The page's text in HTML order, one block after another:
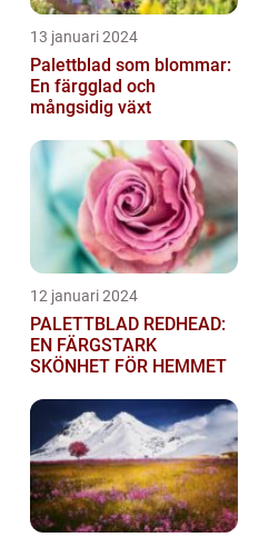
13 januari 2024
Palettblad som blommar:
En färgglad och
mångsidig växt
12 januari 2024
PALETTBLAD REDHEAD:
EN FÄRGSTARK
SKÖNHET FÖR HEMMET